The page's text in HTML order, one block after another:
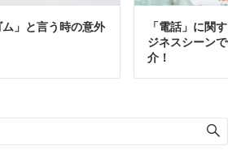
」と言う時の意外
「電話」に関す
ジネスシーンで
介！